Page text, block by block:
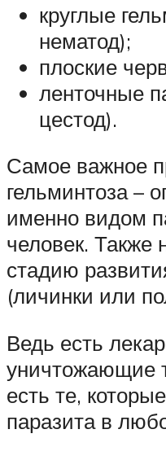
круглые
нематод);
плоские
ленточные
цестод).
Самое важное
гельминтоза –
именно видом
человек. Также
стадию
(личинки или
Ведь есть
уничтожающие
есть те,
паразита в